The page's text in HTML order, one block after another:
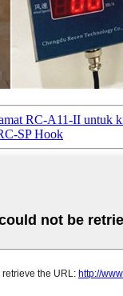
RC-A11-II untuk
SP Hook